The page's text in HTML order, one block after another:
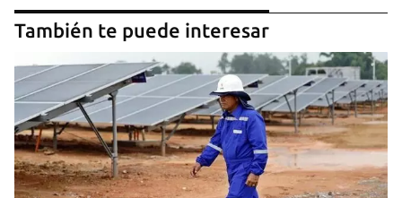
También te puede interesar